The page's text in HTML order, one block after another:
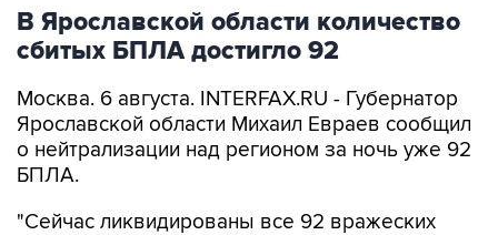
В Ярославской области количество
сбитых БПЛА достигло 92
Москва. 6 августа. INTERFAX.RU - Губернатор
Ярославской области Михаил Евраев сообщил
о нейтрализации над регионом за ночь уже 92
БПЛА.
"Сейчас ликвидированы все 92 вражеских